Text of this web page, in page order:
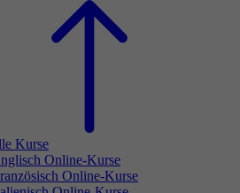
Kurse
Online-Kurse
Online-Kurse